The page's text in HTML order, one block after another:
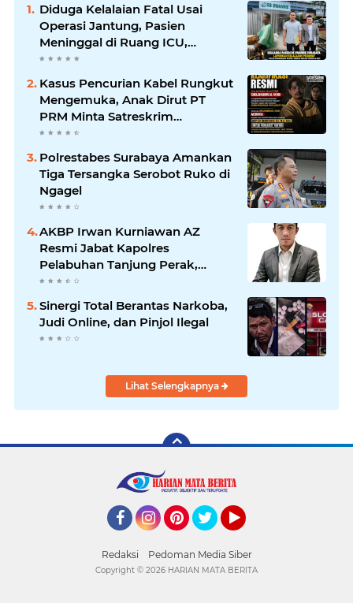
Diduga Kelalaian Fatal Usai
Operasi Jantung, Pasien
Meninggal di Ruang ICU,
Keluarga Tuntut RSUD dr.
Soewandhie Bertanggung
Jawab
Kasus Pencurian Kabel Rungkut
Mengemuka, Anak Dirut PT
PRM Minta Satreskrim
Polrestabes Surabaya Usut
Hingga Tuntas
Polrestabes Surabaya Amankan
Tiga Tersangka Serobot Ruko di
Ngagel
AKBP Irwan Kurniawan AZ
Resmi Jabat Kapolres
Pelabuhan Tanjung Perak,
Pimpinan Redaksi
HarianMataBerita.com
Sampaikan Ucapan Selamat
Sinergi Total Berantas Narkoba,
Judi Online, dan Pinjol Ilegal
Lihat Selengkapnya
Redaksi Pedoman Media Siber
Copyright © 2026 HARIAN MATA BERITA